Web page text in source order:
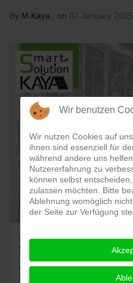
By M.Kaya , on 07 January
Wir benutzen
Wir nutzen Cookies auf
ihnen sind essenziell für
während andere uns
Nutzererfahrung zu
können selbst
zulassen möchten. Bitte
Ablehnung womöglich
der Seite zur Verfügung